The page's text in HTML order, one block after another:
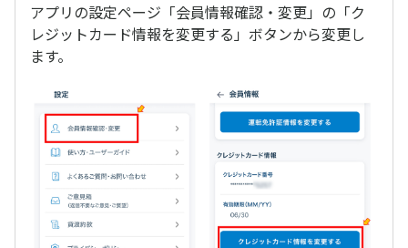
アプリの設定ページ「会員情報確認・変更」の「ク
レジットカード情報を変更する」ボタンから変更し
ます。